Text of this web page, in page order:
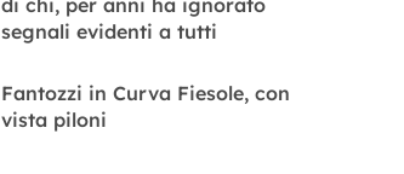
di chi, per anni ha ignorato
segnali evidenti a tutti
Fantozzi in Curva Fiesole, con
vista piloni